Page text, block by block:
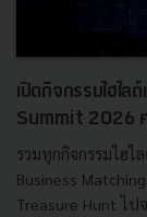
เปิดกิจกรรมไฮไล
Summit 2026 ค
รวมทุกกิจกรรมไฮไ
Business
Treasure Hunt ไป